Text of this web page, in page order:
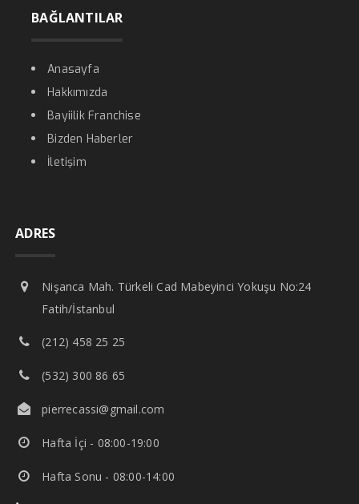
BAĞLANTILAR
Anasayfa
Hakkımızda
Bayiilik Franchise
Bizden Haberler
İletişim
ADRES
Nişanca Mah. Türkeli Cad Mabeyinci Yokuşu No:24
Fatih/İstanbul
(212) 458 25 25
(532) 300 86 65
pierrecassi@gmail.com
Hafta İçi - 08:00-19:00
Hafta Sonu - 08:00-14:00